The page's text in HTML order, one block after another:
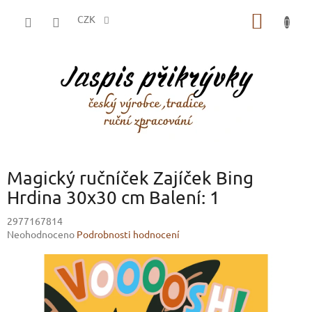
CZK
Magický ručníček Zajíček Bing
Hrdina 30x30 cm Balení: 1
2977167814
Průměrné
Neohodnoceno Podrobnosti hodnocení